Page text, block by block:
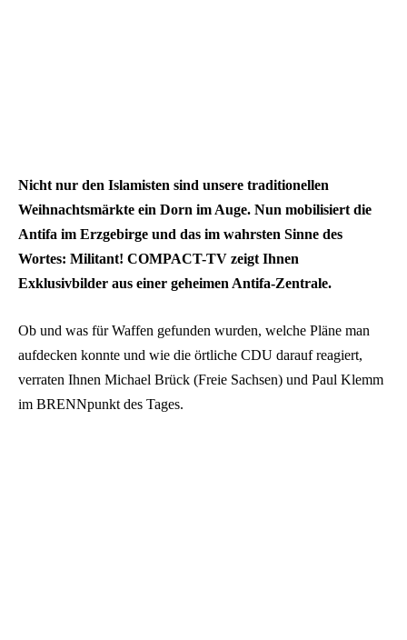
Nicht nur den Islamisten sind unsere traditionellen
Weihnachtsmärkte ein Dorn im Auge. Nun mobilisiert die
Antifa im Erzgebirge und das im wahrsten Sinne des
Wortes: Militant! COMPACT-TV zeigt Ihnen
Exklusivbilder aus einer geheimen Antifa-Zentrale.
Ob und was für Waffen gefunden wurden, welche Pläne man
aufdecken konnte und wie die örtliche CDU darauf reagiert,
verraten Ihnen Michael Brück (Freie Sachsen) und Paul Klemm
im BRENNpunkt des Tages.